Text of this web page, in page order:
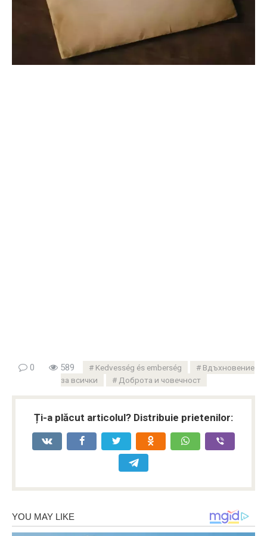
0 589 Kedvesség és emberség
Вдъхновение
за всички
Доброта и човечност
Ți-a plăcut articolul? Distribuie prietenilor: